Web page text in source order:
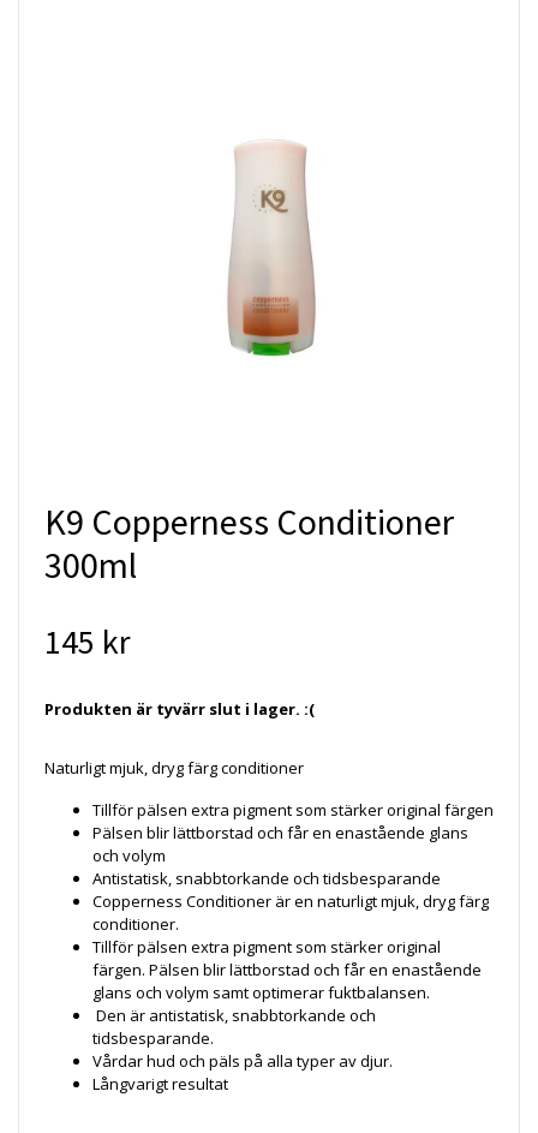
K9 Copperness Conditioner
300ml
145 kr
Produkten är tyvärr slut i lager. :(
Naturligt mjuk, dryg färg conditioner
Tillför pälsen extra pigment som stärker original färgen
Pälsen blir lättborstad och får en enastående glans
och volym
Antistatisk, snabbtorkande och tidsbesparande
Copperness Conditioner är en naturligt mjuk, dryg färg
conditioner.
Tillför pälsen extra pigment som stärker original
färgen. Pälsen blir lättborstad och får en enastående
glans och volym samt optimerar fuktbalansen.
Den är antistatisk, snabbtorkande och
tidsbesparande.
Vårdar hud och päls på alla typer av djur.
Långvarigt resultat